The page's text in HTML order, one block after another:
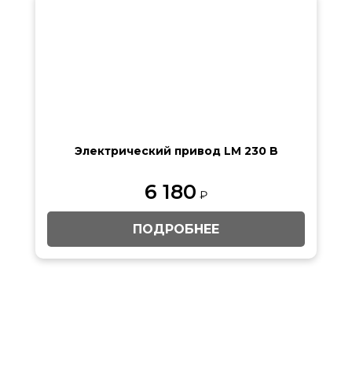
Электрический привод LM 230 B
6 180 ₽
ПОДРОБНЕЕ